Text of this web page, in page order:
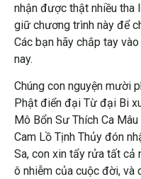
nhận được thật nhiều tha
giữ chương trình này để
Các bạn hãy chắp tay
nay.
Chúng con nguyện mười
Phật điển đại Từ đại Bi
Mô Bổn Sư Thích Ca
Cam Lồ Tịnh Thủy đón
Sa, con xin tẩy rửa tất cả
ô nhiễm của cuộc đời, và